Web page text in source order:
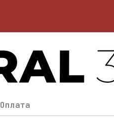
Оплата